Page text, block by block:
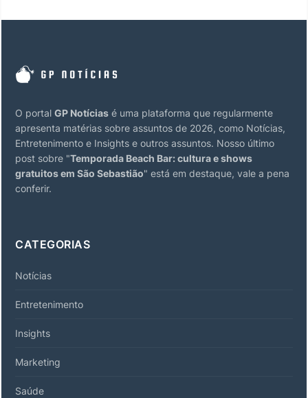
O portal GP Notícias é uma plataforma que regularmente
apresenta matérias sobre assuntos de 2026, como Notícias,
Entretenimento e Insights e outros assuntos. Nosso último
post sobre "Temporada Beach Bar: cultura e shows
gratuitos em São Sebastião" está em destaque, vale a pena
conferir.
CATEGORIAS
Notícias
Entretenimento
Insights
Marketing
Saúde